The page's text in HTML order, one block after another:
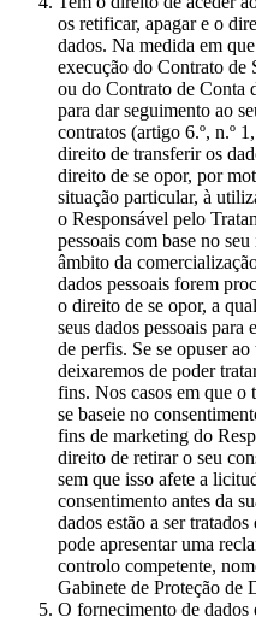
os retificar, apagar e o
dados. Na medida em
execução do Contrato de
ou do Contrato de Conta
para dar seguimento ao
contratos (artigo 6.º, n.º
direito de transferir os
direito de se opor, por
situação particular, à
o Responsável pelo
pessoais com base no
âmbito da
dados pessoais forem
o direito de se opor, a
seus dados pessoais
de perfis. Se se opuser
deixaremos de poder
fins. Nos casos em que o
se baseie no
fins de marketing do
direito de retirar o seu
sem que isso afete a
consentimento antes da
dados estão a ser
pode apresentar uma
controlo competente,
Gabinete de Proteção de
O fornecimento de dados